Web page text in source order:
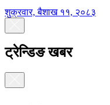
शुक्रवार, बैशाख ११, २०८३
ट्रेन्डिङ खबर